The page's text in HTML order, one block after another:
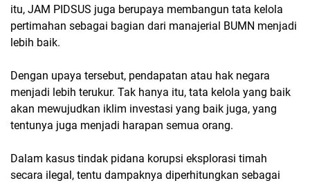
itu, JAM PIDSUS juga berupaya membangun tata kelola
pertimahan sebagai bagian dari manajerial BUMN menjadi
lebih baik.
Dengan upaya tersebut, pendapatan atau hak negara
menjadi lebih terukur. Tak hanya itu, tata kelola yang baik
akan mewujudkan iklim investasi yang baik juga, yang
tentunya juga menjadi harapan semua orang.
Dalam kasus tindak pidana korupsi eksplorasi timah
secara ilegal, tentu dampaknya diperhitungkan sebagai